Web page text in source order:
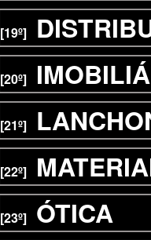
[19º]
[20º]
[21º]
[22º]
[23º] ÓTICA